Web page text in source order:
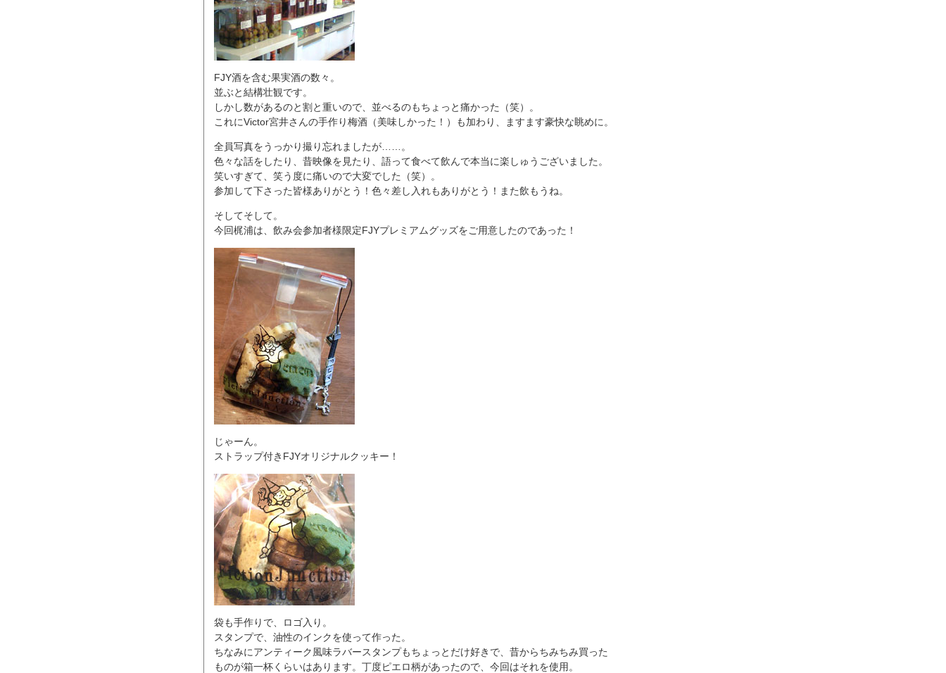
FJY酒を含む果実酒の数々。
並ぶと結構壮観です。
しかし数があるのと割と重いので、並べるのもちょっと痛かった（笑）。
これにVictor宮井さんの手作り梅酒（美味しかった！）も加わり、ますます豪快な眺めに。
全員写真をうっかり撮り忘れましたが……。
色々な話をしたり、昔映像を見たり、語って食べて飲んで本当に楽しゅうございました。
笑いすぎて、笑う度に痛いので大変でした（笑）。
参加して下さった皆様ありがとう！色々差し入れもありがとう！また飲もうね。
そしてそして。
今回梶浦は、飲み会参加者様限定FJYプレミアムグッズをご用意したのであった！
じゃーん。
ストラップ付きFJYオリジナルクッキー！
袋も手作りで、ロゴ入り。
スタンプで、油性のインクを使って作った。
ちなみにアンティーク風味ラバースタンプもちょっとだけ好きで、昔からちみちみ買った
ものが箱一杯くらいはあります。丁度ピエロ柄があったので、今回はそれを使用。